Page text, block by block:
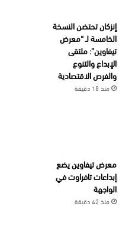
إنزكان تحتضن النسخة
الخامسة لـ “معرض
تيفاوين”: ملتقى
الإبداع والتنوع
والفرص الاقتصادية
منذ 18 دقيقة
معرض تيفاوين يضع
إبداعات تافراوت في
الواجهة
منذ 42 دقيقة